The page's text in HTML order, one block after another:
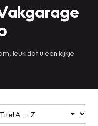
leuk dat u een kijkje